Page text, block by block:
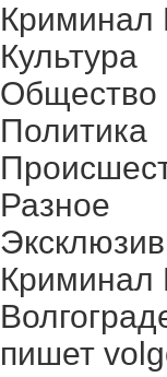
Криминал
Культура
Общество
Политика
Разное
Криминал
пишет